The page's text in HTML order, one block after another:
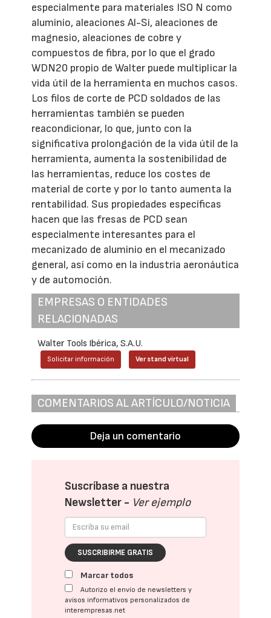
especialmente para materiales ISO N como
aluminio, aleaciones Al-Si, aleaciones de
magnesio, aleaciones de cobre y
compuestos de fibra, por lo que el grado
WDN20 propio de Walter puede multiplicar la
vida útil de la herramienta en muchos casos.
Los filos de corte de PCD soldados de las
herramientas también se pueden
reacondicionar, lo que, junto con la
significativa prolongación de la vida útil de la
herramienta, aumenta la sostenibilidad de
las herramientas, reduce los costes de
material de corte y por lo tanto aumenta la
rentabilidad. Sus propiedades específicas
hacen que las fresas de PCD sean
especialmente interesantes para el
mecanizado de aluminio en el mecanizado
general, así como en la industria aeronáutica
y de automoción.
EMPRESAS O ENTIDADES
RELACIONADAS
Walter Tools Ibérica, S.A.U.
Solicitar información Ver stand virtual
COMENTARIOS AL ARTÍCULO/NOTICIA
Deja un comentario
Suscríbase a nuestra
Newsletter - Ver ejemplo
SUSCRIBIRME GRATIS
Marcar todos
Autorizo el envío de newsletters y
avisos informativos personalizados de
interempresas.net